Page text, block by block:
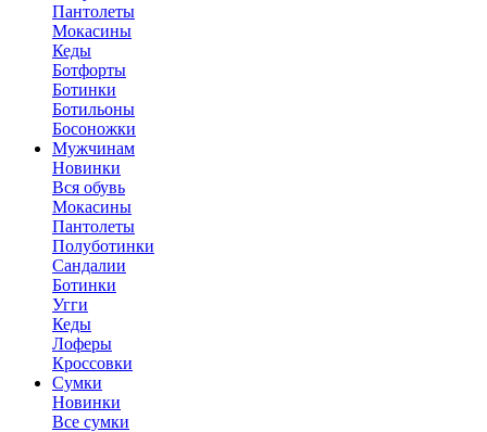
Пантолеты
Мокасины
Кеды
Ботфорты
Ботинки
Ботильоны
Босоножки
Мужчинам
Новинки
Вся обувь
Мокасины
Пантолеты
Полуботинки
Сандалии
Ботинки
Угги
Кеды
Лоферы
Кроссовки
Сумки
Новинки
Все сумки